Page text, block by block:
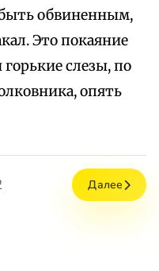
обвиненным,
Это покаяние
горькие слезы, по
опять
Далее